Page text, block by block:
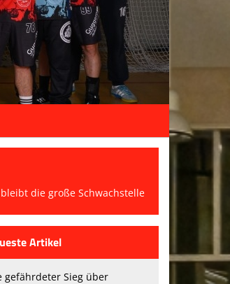
die große Schwachstelle
Artikel
gefährdeter Sieg über